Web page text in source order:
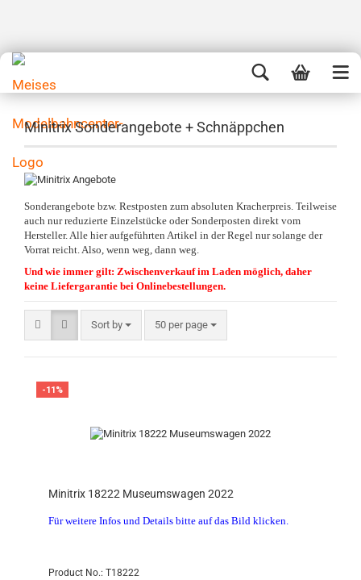
Minitrix Sonderangebote + Schnäppchen
Sonderangebote bzw. Restposten zum absoluten Kracherpreis. Teilweise
auch nur reduzierte Einzelstücke oder Sonderposten direkt vom
Hersteller. Alle hier aufgeführten Artikel in der Regel nur solange der
Vorrat reicht. Also, wenn weg, dann weg.
Und wie immer gilt: Zwischenverkauf im Laden möglich, daher
keine Liefergarantie bei Onlinebestellungen.
Sort by 50 per page
-11%
Minitrix 18222 Museumswagen 2022
Für weitere Infos und Details bitte auf das Bild klicken.
Product No.: T18222